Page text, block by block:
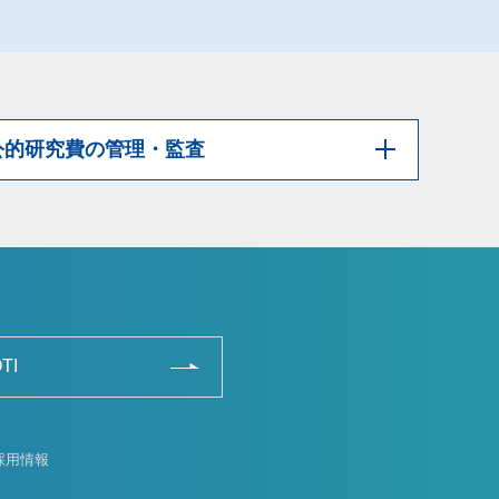
的研究費の管理・監査
用情報